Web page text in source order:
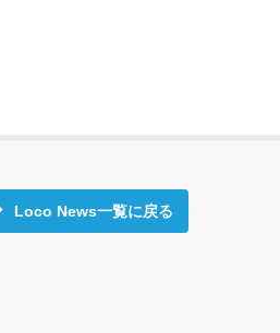
Loco News一覧に戻る